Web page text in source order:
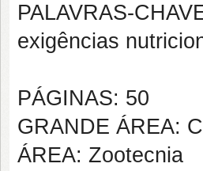
PALAVRAS-
exigências
PÁGINAS: 50
GRANDE ÁREA:
ÁREA: Zootecnia